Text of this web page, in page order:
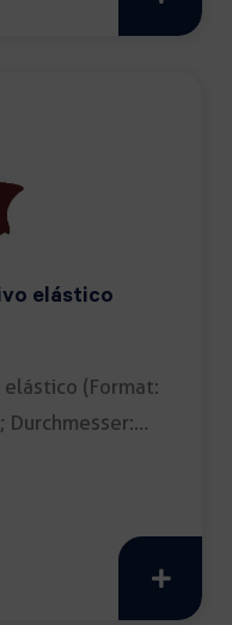
elástico
(Format:
Durchmesser: